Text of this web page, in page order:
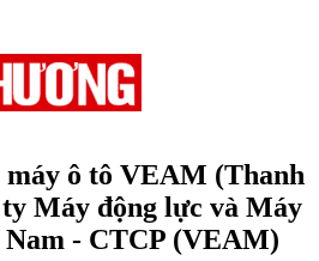
máy ô tô VEAM (Thanh
Máy động lực và Máy
Nam - CTCP (VEAM)